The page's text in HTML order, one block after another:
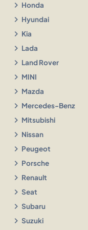
chevron_right Honda
chevron_right Hyundai
chevron_right Kia
chevron_right Lada
chevron_right Land Rover
chevron_right MINI
chevron_right Mazda
chevron_right Mercedes-Benz
chevron_right Mitsubishi
chevron_right Nissan
chevron_right Peugeot
chevron_right Porsche
chevron_right Renault
chevron_right Seat
chevron_right Subaru
chevron_right Suzuki